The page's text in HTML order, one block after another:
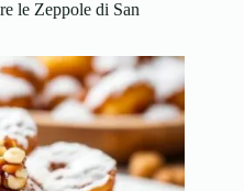
le Zeppole di San